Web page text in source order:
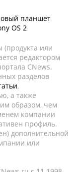
планшет
OS 2
или
редактором
CNews.
разделов
,
а также
образом, чем
компании
профиль.
дополнительной
или